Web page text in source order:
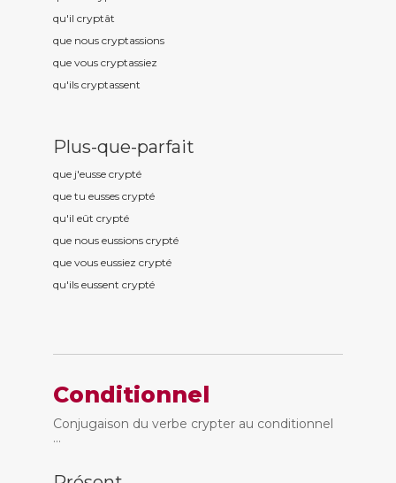
qu'il cryptât
que nous cryptassions
que vous cryptassiez
qu'ils cryptassent
Plus-que-parfait
que j'eusse crypté
que tu eusses crypté
qu'il eût crypté
que nous eussions crypté
que vous eussiez crypté
qu'ils eussent crypté
Conditionnel
Conjugaison du verbe crypter au conditionnel
...